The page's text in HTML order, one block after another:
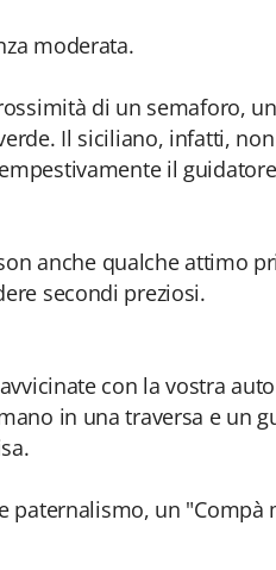
moderata.
di un semaforo,
Il siciliano, infatti,
il
anche qualche attimo
secondi preziosi.
con la vostra
in una traversa e un
paternalismo, un "Compà